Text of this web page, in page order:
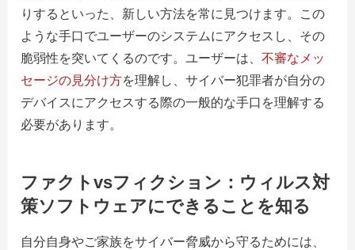
りするといった、新しい方法を常に見つけます。この
ような手口でユーザーのシステムにアクセスし、その
脆弱性を突いてくるのです。ユーザーは、 不審なメッ
セージの見分け方を理解し、サイバー犯罪者が自分の
デバイスにアクセスする際の一般的な手口を理解する
必要があります。
ファクトvsフィクション：ウィルス対
策ソフトウェアにできることを知る
自分自身やご家族をサイバー脅威から守るためには、